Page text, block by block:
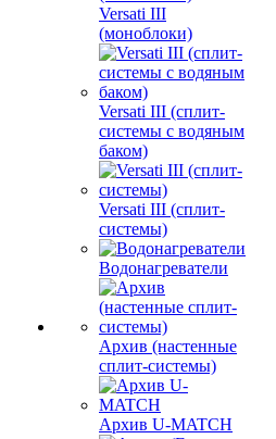
Versati III
(моноблоки)
Versati III (сплит-
системы с водяным
баком)
Versati III (сплит-
системы)
Водонагреватели
Архив (настенные
сплит-системы)
Архив U-MATCH